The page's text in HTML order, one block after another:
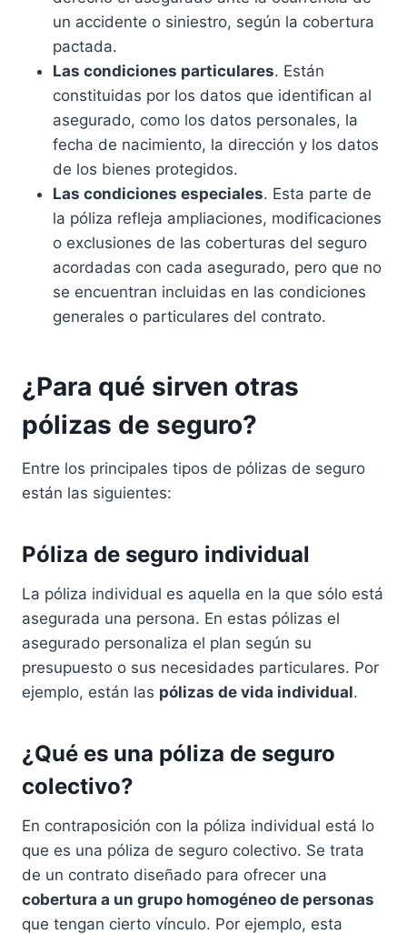
un accidente o siniestro, según la cobertura
pactada.
Las condiciones particulares. Están
constituidas por los datos que identifican al
asegurado, como los datos personales, la
fecha de nacimiento, la dirección y los datos
de los bienes protegidos.
Las condiciones especiales. Esta parte de
la póliza refleja ampliaciones, modificaciones
o exclusiones de las coberturas del seguro
acordadas con cada asegurado, pero que no
se encuentran incluidas en las condiciones
generales o particulares del contrato.
¿Para qué sirven otras
pólizas de seguro?
Entre los principales tipos de pólizas de seguro
están las siguientes:
Póliza de seguro individual
La póliza individual es aquella en la que sólo está
asegurada una persona. En estas pólizas el
asegurado personaliza el plan según su
presupuesto o sus necesidades particulares. Por
ejemplo, están las pólizas de vida individual.
¿Qué es una póliza de seguro
colectivo?
En contraposición con la póliza individual está lo
que es una póliza de seguro colectivo. Se trata
de un contrato diseñado para ofrecer una
cobertura a un grupo homogéneo de personas
que tengan cierto vínculo. Por ejemplo, esta